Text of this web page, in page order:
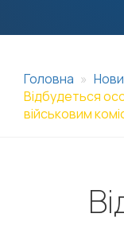
Головна
Відбудеться
військовим